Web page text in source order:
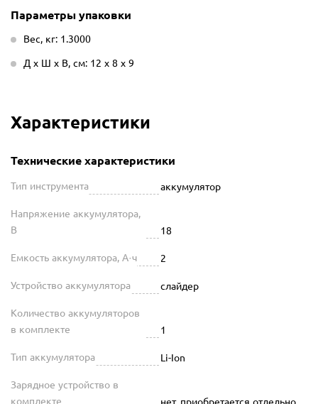
Параметры упаковки
Вес, кг: 1.3000
Д х Ш х В, см: 12 х 8 х 9
Характеристики
Технические характеристики
Тип инструмента аккумулятор
Напряжение аккумулятора,
В
18
Емкость аккумулятора, А·ч 2
Устройство аккумулятора слайдер
Количество аккумуляторов
в комплекте
1
Тип аккумулятора Li-Ion
Зарядное устройство в
комплекте
нет, приобретается отдельно